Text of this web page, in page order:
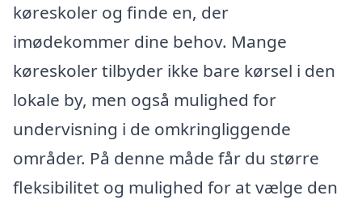
køreskoler og finde en, der
imødekommer dine behov. Mange
køreskoler tilbyder ikke bare kørsel i den
lokale by, men også mulighed for
undervisning i de omkringliggende
områder. På denne måde får du større
fleksibilitet og mulighed for at vælge den